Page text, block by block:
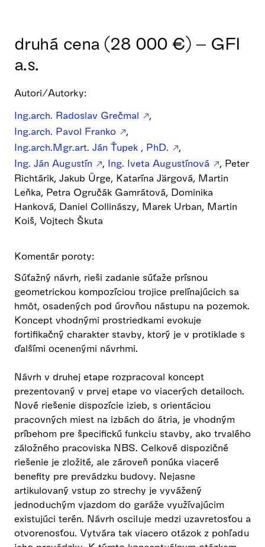
druhá cena (28 000 €) – GFI
a.s.
Autori/Autorky:
Ing.arch. Radoslav Grečmal
Ing.arch. Pavol Franko
Ing.arch.Mgr.art. Ján Ťupek , PhD.
Ing. Ján Augustín
Ing. Iveta Augustínová
, Peter
Richtárik, Jakub Ürge, Katarína Järgová, Martin
Leňka, Petra Ogručák Gamrátová, Dominika
Hanková, Daniel Collinászy, Marek Urban, Martin
Koiš, Vojtech Škuta
Komentár poroty:
Súťažný návrh, rieši zadanie súťaže prísnou
geometrickou kompozíciou trojice prelínajúcich sa
hmôt, osadených pod úrovňou nástupu na pozemok.
Koncept vhodnými prostriedkami evokuje
fortifikačný charakter stavby, ktorý je v protiklade s
ďalšími ocenenými návrhmi.
Návrh v druhej etape rozpracoval koncept
prezentovaný v prvej etape vo viacerých detailoch.
Nové riešenie dispozície izieb, s orientáciou
pracovných miest na izbách do átria, je vhodným
príbehom pre špecifickú funkciu stavby, ako trvalého
záložného pracoviska NBS. Celkové dispozičné
riešenie je zložité, ale zároveň ponúka viaceré
benefity pre prevádzku budovy. Nejasne
artikulovaný vstup zo strechy je vyvážený
jednoduchým vjazdom do garáže využívajúcim
existujúci terén. Návrh osciluje medzi uzavretosťou a
otvorenosťou. Vytvára tak viacero otázok z pohľadu